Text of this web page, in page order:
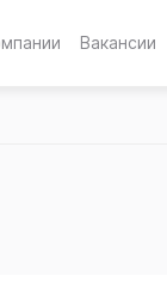
Вакансии